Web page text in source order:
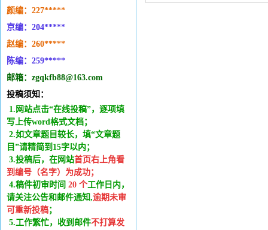
颜编：227*****
京编：204*****
赵编：260*****
陈编：259*****
邮箱：zgqkfb88@163.com
投稿须知：
1.网站点击“在线投稿”，逐项填
写上传word格式文档；
2.如文章题目较长，填“文章题
目”请精简到15字以内；
3.投稿后，在网站首页右上角看
到编号（名字）为成功；
4.稿件初审时间 20 个工作日内 ，
请关注公告和邮件通知,逾期未审
可重新投稿；
5.工作繁忙，收到邮件不打算发